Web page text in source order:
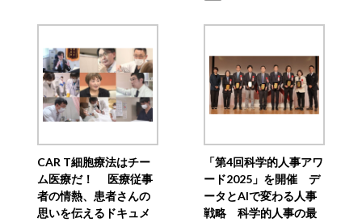
CAR T細胞療法はチー
ム医療だ！ 医療従事
者の情熱、患者さんの
思いを伝えるドキュメ
「第4回科学的人事アワ
ード2025」を開催 デ
ータとAIで変わる人事
戦略 科学的人事の最